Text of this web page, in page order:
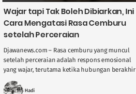
Wajar tapi Tak Boleh Dibiarkan, Ini
Cara Mengatasi Rasa Cemburu
setelah Perceraian
Djawanews.com – Rasa cemburu yang muncul
setelah perceraian adalah respons emosional
yang wajar, terutama ketika hubungan berakhir
ketika masih ada perasaan ....
MS Hadi